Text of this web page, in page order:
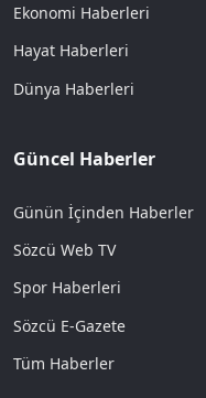
Ekonomi Haberleri
Hayat Haberleri
Dünya Haberleri
Güncel Haberler
Günün İçinden Haberler
Sözcü Web TV
Spor Haberleri
Sözcü E-Gazete
Tüm Haberler